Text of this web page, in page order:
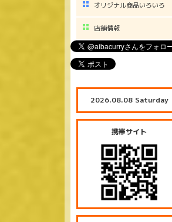
オリジナル商品いろいろ
店舗情報
2026.08.08 Saturday
携帯サイト